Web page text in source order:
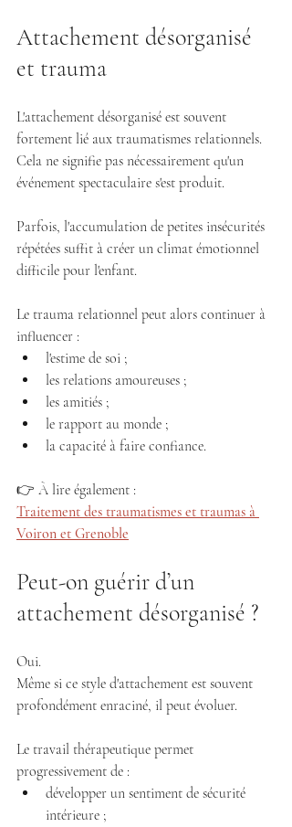
Attachement désorganisé
et trauma
L'attachement désorganisé est souvent
fortement lié aux traumatismes relationnels.
Cela ne signifie pas nécessairement qu'un
événement spectaculaire s'est produit.
Parfois, l'accumulation de petites insécurités
répétées suffit à créer un climat émotionnel
difficile pour l'enfant.
Le trauma relationnel peut alors continuer à
influencer :
l'estime de soi ;
les relations amoureuses ;
les amitiés ;
le rapport au monde ;
la capacité à faire confiance.
👉 À lire également :
Traitement des traumatismes et traumas à
Voiron et Grenoble
Peut-on guérir d’un
attachement désorganisé ?
Oui.
Même si ce style d'attachement est souvent
profondément enraciné, il peut évoluer.
Le travail thérapeutique permet
progressivement de :
développer un sentiment de sécurité
intérieure ;